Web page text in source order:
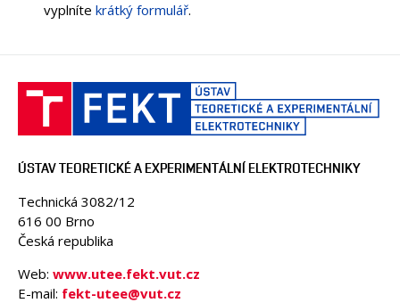
vyplníte krátký formulář.
ÚSTAV TEORETICKÉ A EXPERIMENTÁLNÍ ELEKTROTECHNIKY
Technická 3082/12
616 00 Brno
Česká republika
Web: www.utee.fekt.vut.cz
E-mail: fekt-utee@vut.cz